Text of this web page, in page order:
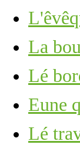
La
Lé
Eune
Lé